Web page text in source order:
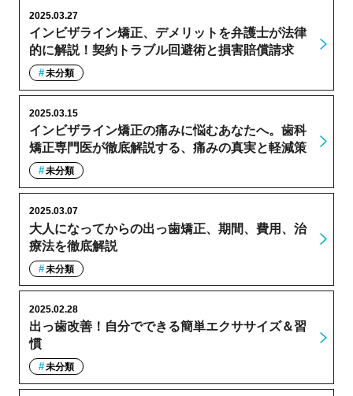
インビザライン矯正、デメリットを弁護士が法律
的に解説！契約トラブル回避術と損害賠償請求
2025.03.27
未分類
インビザライン矯正の痛みに悩むあなたへ。歯科
矯正専門医が徹底解説する、痛みの真実と軽減策
2025.03.15
未分類
大人になってからの出っ歯矯正、期間、費用、治
療法を徹底解説
2025.03.07
未分類
出っ歯改善！自分でできる簡単エクササイズ＆習
慣
2025.02.28
未分類